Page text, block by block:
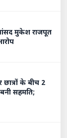
मुकेश राजपूत
के बीच 2
सहमति;